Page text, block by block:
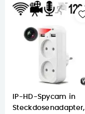
IP-HD-Spycam in
Steckdosenadapter,